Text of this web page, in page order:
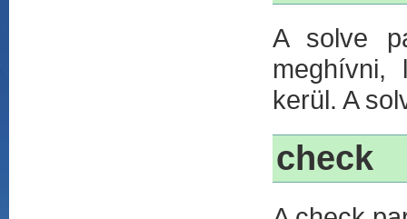
A solve
meghívni,
kerül. A
check